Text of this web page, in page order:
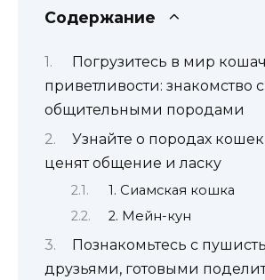
Содержание
Погрузитесь в мир
приветливости: знакомство
общительными породами
Узнайте о породах
ценят общение и ласку
1. Сиамская кошка
2. Мейн-кун
Познакомьтесь с
друзьями, готовыми